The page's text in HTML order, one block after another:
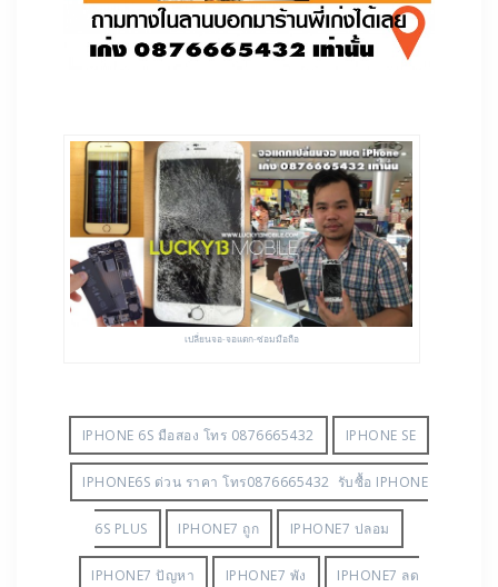
เปลี่ยนจอ-จอแตก-ซ่อมมือถือ
IPHONE 6S มือสอง โทร 0876665432 IPHONE SE
IPHONE6S ด่วน ราคา โทร0876665432 รับซื้อ IPHONE
6S PLUS IPHONE7 ถูก IPHONE7 ปลอม
IPHONE7 ปัญหา IPHONE7 พัง IPHONE7 ลด